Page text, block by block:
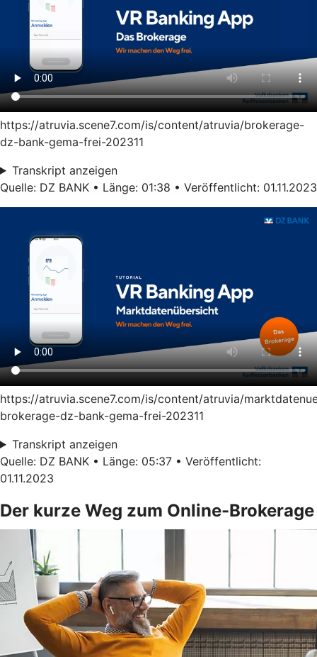
https://atruvia.scene7.com/is/content/atruvia/brokerage-
dz-bank-gema-frei-202311
Transkript anzeigen
Quelle: DZ BANK • Länge: 01:38 • Veröffentlicht: 01.11.2023
https://atruvia.scene7.com/is/content/atruvia/
brokerage-dz-bank-gema-frei-202311
Transkript anzeigen
Quelle: DZ BANK • Länge: 05:37 • Veröffentlicht:
01.11.2023
Der kurze Weg zum Online-Brokerage